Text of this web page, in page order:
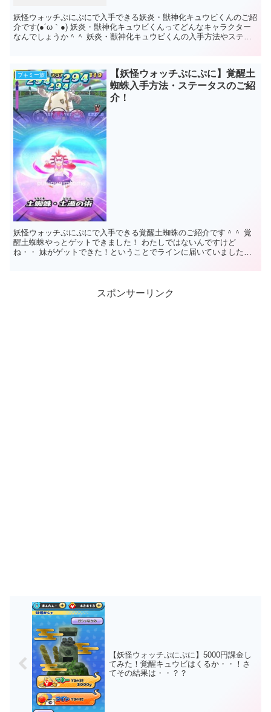
妖怪ウォッチぷにぷにで入手できる妖炎・獣神化キュウビくんのご紹
介です(●´ω｀●) 妖炎・獣神化キュウビくんってどんなキャラクター
なんでしょうか＾＾ 妖炎・獣神化キュウビくんの入手方法やステー
ブキミー族
【妖怪ウォッチぷにぷに】覚醒土
蜘蛛入手方法・ステータスのご紹
介！
妖怪ウォッチぷにぷにで入手できる覚醒土蜘蛛のご紹介です＾＾ 覚
醒土蜘蛛やっとゲットできました！ わたしではないんですけど
ね・・ 妹がゲットできた！ということでラインに届いていましたｗ
スポンサーリンク
【妖怪ウォッチぷにぷに】5000円課金し
てみた！覚醒キュウビはくるか・・！さ
てその結果は・・？？